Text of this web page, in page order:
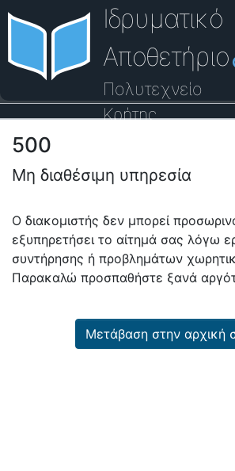
Ιδρυματικό
Αποθετήριο
Πολυτεχνείο
Κρήτης
Οδηγός Βοήθειας
500
Μη διαθέσιμη υπηρεσία
Ο διακομιστής δεν μπορεί
εξυπηρετήσει το αίτημά σας λόγω
συντήρησης ή προβλημάτων
Παρακαλώ προσπαθήστε ξανά
Μετάβαση στην αρχική